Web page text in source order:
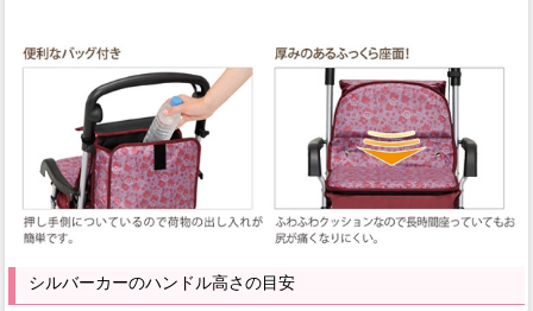
シルバーカーのハンドル高さの目安